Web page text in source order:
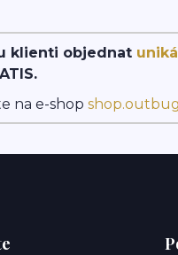
klienti objednat
na e-shop